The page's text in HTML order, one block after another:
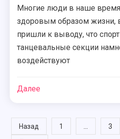
Многие люди в наше
здоровым образом жизни,
пришли к выводу, что
танцевальные секции
воздействуют
Далее
Навигация
Назад 1 … 3